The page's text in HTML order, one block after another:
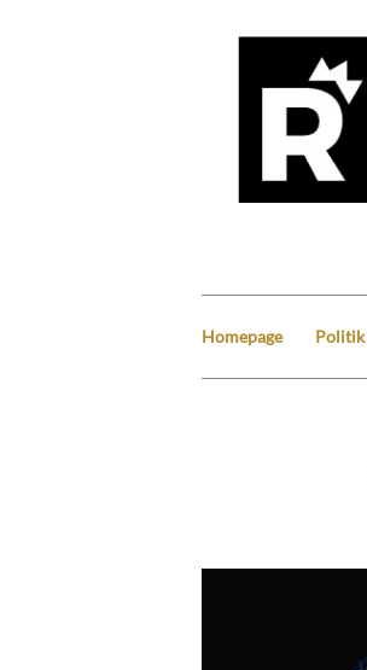
Homepage Politik